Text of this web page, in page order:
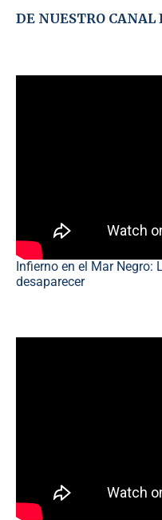
DE NUESTRO CANAL
Infierno en el Mar
desaparecer